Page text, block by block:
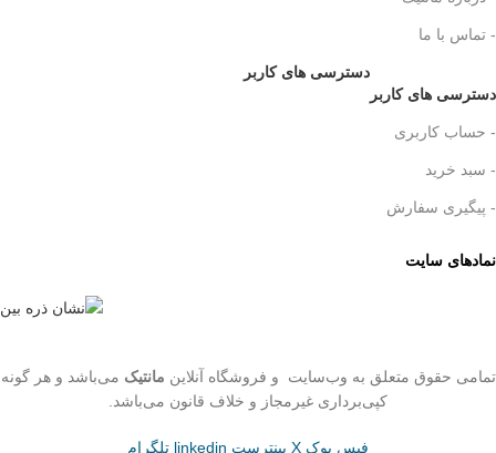
- تماس با ما
دسترسی های کاربر
دسترسی های کاربر
- حساب کاربری
- سبد خرید
- پیگیری سفارش
نمادهای سایت
تمامی حقوق متعلق به وب‌سایت و فروشگاه‌ آنلاین مانتیک می‌باشد و هر گونه
کپی‌برداری غیرمجاز و خلاف قانون می‌باشد.
فیس بوک X پینترست linkedin تلگرام